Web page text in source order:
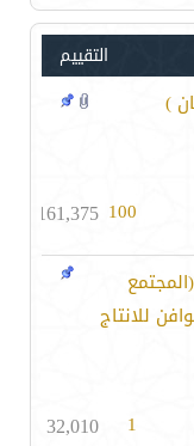
التقييم
)
100
161,375
للانتاج
1
32,010